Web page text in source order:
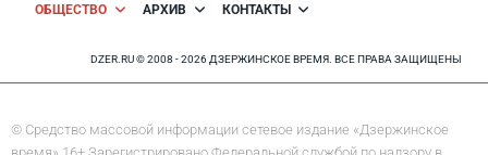
ОБЩЕСТВО
АРХИВ КОНТАКТЫ
DZER.RU © 2008 - 2026 ДЗЕРЖИНСКОЕ ВРЕМЯ. ВСЕ ПРАВА ЗАЩИЩЕНЫ
© Средство массовой информации сетевое издание «Дзержинское